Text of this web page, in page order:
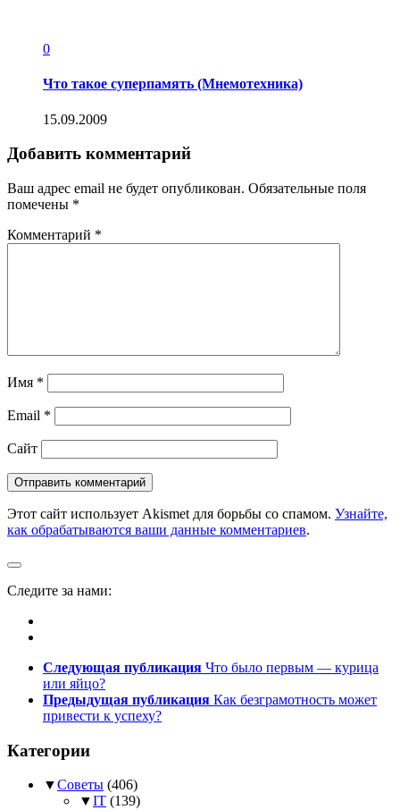
0
Что такое суперпамять (Мнемотехника)
15.09.2009
Добавить комментарий
Ваш адрес email не будет опубликован. Обязательные поля
помечены *
Комментарий *
Имя *
Email *
Сайт
Этот сайт использует Akismet для борьбы со спамом. Узнайте,
как обрабатываются ваши данные комментариев.
Следите за нами:
Следующая публикация Что было первым — курица
или яйцо?
Предыдущая публикация Как безграмотность может
привести к успеху?
Категории
▼Советы (406)
▼IT (139)